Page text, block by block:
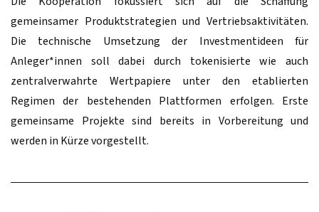
gemeinsamer Produktstrategien und Vertriebsaktivitäten.
Die technische Umsetzung der Investmentideen für
Anleger*innen soll dabei durch tokenisierte wie auch
zentralverwahrte Wertpapiere unter den etablierten
Regimen der bestehenden Plattformen erfolgen. Erste
gemeinsame Projekte sind bereits in Vorbereitung und
werden in Kürze vorgestellt.